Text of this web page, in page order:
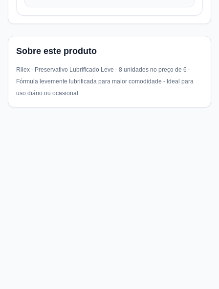
Sobre este produto
Rilex - Preservativo Lubrificado Leve - 8 unidades no preço de 6 -
Fórmula levemente lubrificada para maior comodidade - Ideal para
uso diário ou ocasional